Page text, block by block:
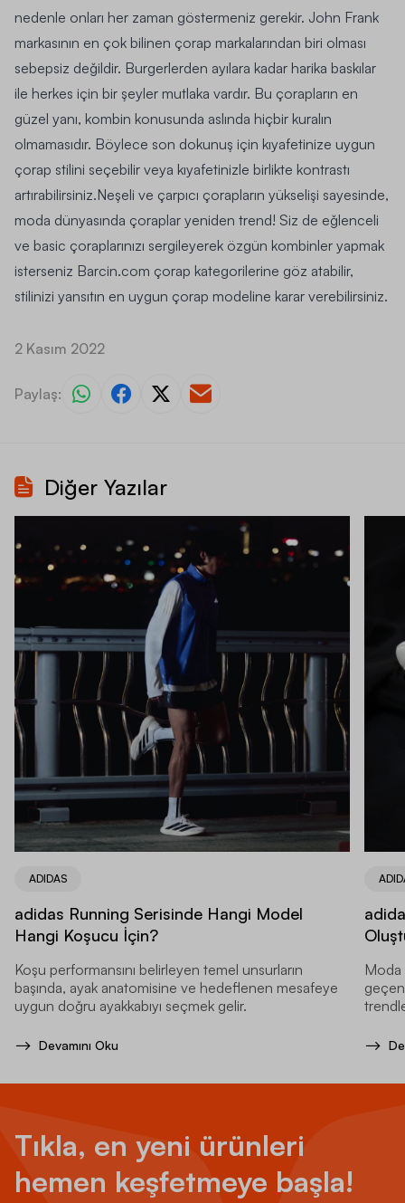
nedenle onları her zaman göstermeniz gerekir. John Frank
markasının en çok bilinen çorap markalarından biri olması
sebepsiz değildir. Burgerlerden ayılara kadar harika baskılar
ile herkes için bir şeyler mutlaka vardır. Bu çorapların en
güzel yanı, kombin konusunda aslında hiçbir kuralın
olmamasıdır. Böylece son dokunuş için kıyafetinize uygun
çorap stilini seçebilir veya kıyafetinizle birlikte kontrastı
artırabilirsiniz.Neşeli ve çarpıcı çorapların yükselişi sayesinde,
moda dünyasında çoraplar yeniden trend! Siz de eğlenceli
ve basic çoraplarınızı sergileyerek özgün kombinler yapmak
isterseniz Barcin.com çorap kategorilerine göz atabilir,
stilinizi yansıtın en uygun çorap modeline karar verebilirsiniz.
2 Kasım 2022
Paylaş:
Diğer Yazılar
ADIDAS
adidas Running Serisinde Hangi Model
Hangi Koşucu İçin?
Koşu performansını belirleyen temel unsurların
başında, ayak anatomisine ve hedeflenen mesafeye
uygun doğru ayakkabıyı seçmek gelir.
Devamını Oku
Moda
Tıkla, en yeni ürünleri
hemen keşfetmeye başla!